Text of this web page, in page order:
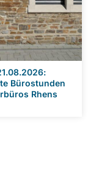
Bürostunden
Rhens